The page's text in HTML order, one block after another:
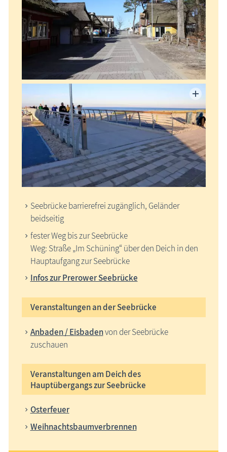
Seebrücke barrierefrei zugänglich, Geländer
beidseitig
fester Weg bis zur Seebrücke
Weg: Straße „Im Schüning“ über den Deich in den
Hauptaufgang zur Seebrücke
Infos zur Prerower Seebrücke
Veranstaltungen an der Seebrücke
Anbaden / Eisbadenvon der Seebrücke
zuschauen
Veranstaltungen am Deich des
Hauptübergangs zur Seebrücke
Osterfeuer
Weihnachtsbaumverbrennen